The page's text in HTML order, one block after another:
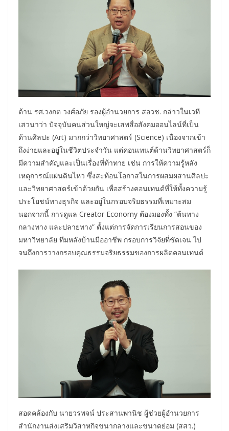
ด้าน รศ.วงกต วงศ์อภัย รองผู้อำนวยการ สอวช. กล่าวในเวที
เสวนาว่า ปัจจุบันคนส่วนใหญ่จะเสพสื่อสังคมออนไลน์ที่เป็น
ด้านศิลปะ (Art) มากกว่าวิทยาศาสตร์ (Science) เนื่องจากเข้า
ถึงง่ายและอยู่ในชีวิตประจำวัน แต่คอนเทนต์ด้านวิทยาศาสตร์ก็
มีความสำคัญและเป็นเรื่องที่ท้าทาย เช่น การให้ความรู้หลัง
เหตุการณ์แผ่นดินไหว ซึ่งสะท้อนโอกาสในการผสมผสานศิลปะ
และวิทยาศาสตร์เข้าด้วยกัน เพื่อสร้างคอนเทนต์ที่ให้ทั้งความรู้
ประโยชน์ทางธุรกิจ และอยู่ในกรอบจริยธรรมที่เหมาะสม
นอกจากนี้ การดูแล Creator Economy ต้องมองทั้ง “ต้นทาง
กลางทาง และปลายทาง” ตั้งแต่การจัดการเรียนการสอนของ
มหาวิทยาลัย ทีมหลังบ้านมืออาชีพ กรอบการวิจัยที่ชัดเจน ไป
จนถึงการวางกรอบคุณธรรมจริยธรรมของการผลิตคอนเทนต์
สอดคล้องกับ นายวรพจน์ ประสานพานิช ผู้ช่วยผู้อำนวยการ
สำนักงานส่งเสริมวิสาหกิจขนากลางและขนาดย่อม (สสว.)